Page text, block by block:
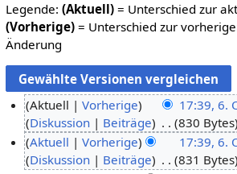
Legende: (Aktuell)= Unterschied zur
(Vorherige)= Unterschied zur
Änderung
Aktuell Vorherige 17:39, 6.
Diskussion
Beiträge 830 Bytes
K
e
Aktuell Vorherige 17:39, 6.
Diskussion
Beiträge 831 Bytes